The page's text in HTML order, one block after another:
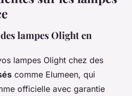
lampes Olight en
lampes Olight chez des
comme Elumeen, qui
officielle avec garantie